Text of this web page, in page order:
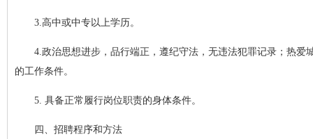
3.高中或中专以上学历。
4.政治思想进步，品行端正，遵纪守法，无违法犯罪记录；热
的工作条件。
5. 具备正常履行岗位职责的身体条件。
四、招聘程序和方法